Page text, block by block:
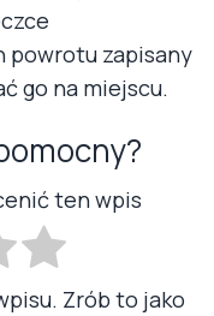
powrotu zapisany
go na miejscu.
ten wpis
Zrób to jako